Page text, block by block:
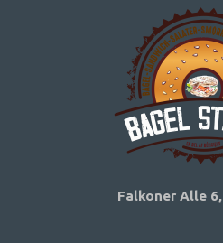
Falkoner Alle 6,